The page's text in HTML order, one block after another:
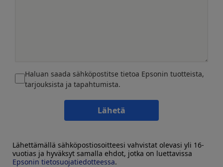
Haluan saada sähköpostitse tietoa Epsonin tuotteista,
tarjouksista ja tapahtumista.
Lähetä
Lähettämällä sähköpostiosoitteesi vahvistat olevasi yli 16-
vuotias ja hyväksyt samalla ehdot, jotka on luettavissa
Epsonin tietosuojatiedotteessa.